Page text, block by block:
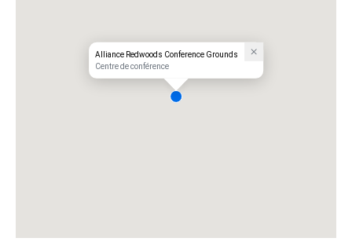
Alliance Redwoods Conference Grounds
Centre de conférence